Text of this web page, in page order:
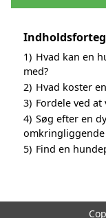
1) Hvad kan en
med?
2) Hvad koster
3) Fordele ved
4) Søg efter en
5) Find en